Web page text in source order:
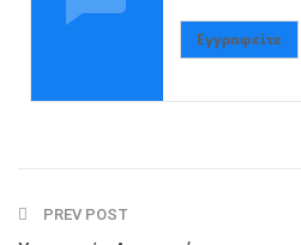
Εγγραφείτε
PREV POST